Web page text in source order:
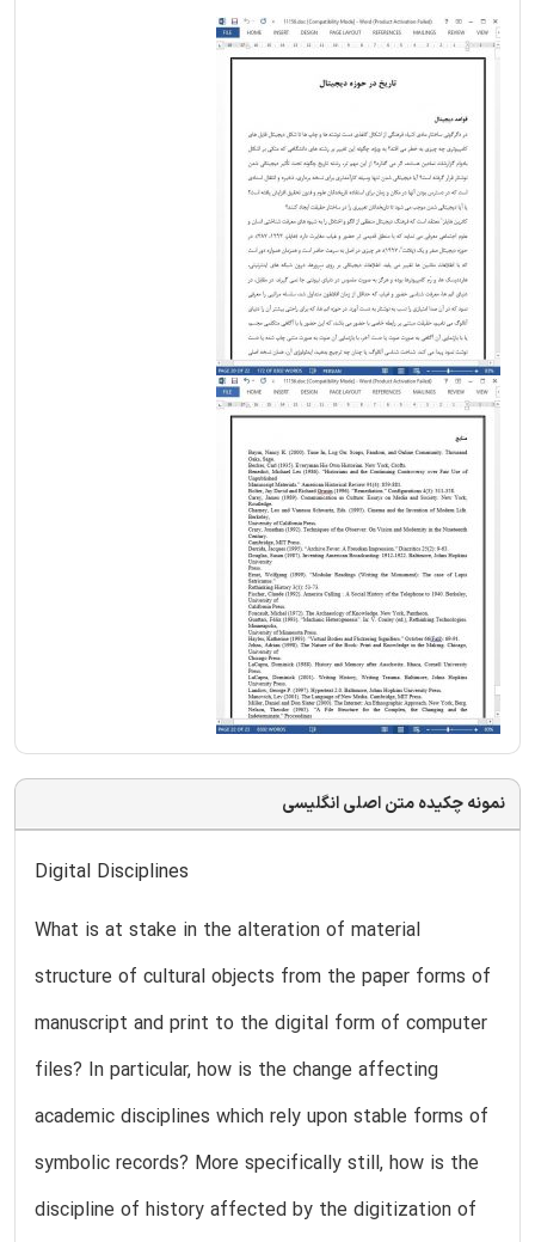
نمونه چکیده متن اصلی انگلیسی
Digital Disciplines
What is at stake in the alteration of material
structure of cultural objects from the paper forms of
manuscript and print to the digital form of computer
files? In particular, how is the change affecting
academic disciplines which rely upon stable forms of
symbolic records? More specifically still, how is the
discipline of history affected by the digitization of